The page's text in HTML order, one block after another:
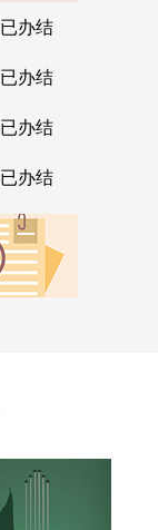
2026-04-30
2026-04-28
2026-03-16
2026-01-29
2025-12-31
2025-12-29
已办结
已办结
已办结
已办结